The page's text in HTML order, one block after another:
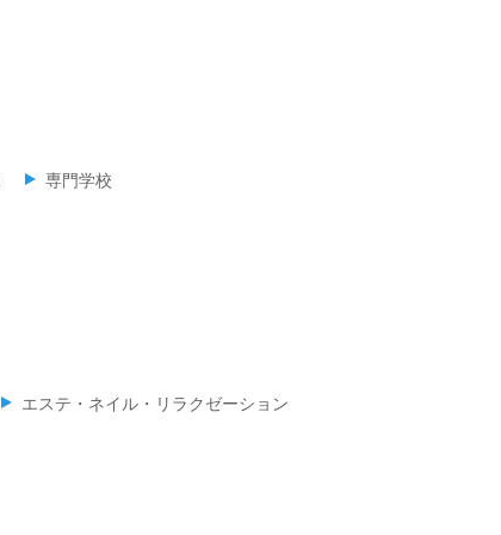
専門学校
エステ・ネイル・リラクゼーション